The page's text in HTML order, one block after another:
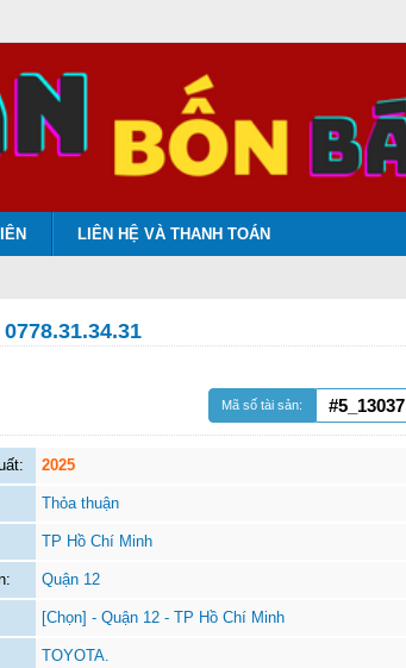
LIÊN HỆ VÀ THANH TOÁN
Mã số tài sản: #5_13037
2025
Thỏa thuận
TP Hồ Chí Minh
Quận 12
[Chọn] - Quận 12 - TP Hồ Chí Minh
TOYOTA.